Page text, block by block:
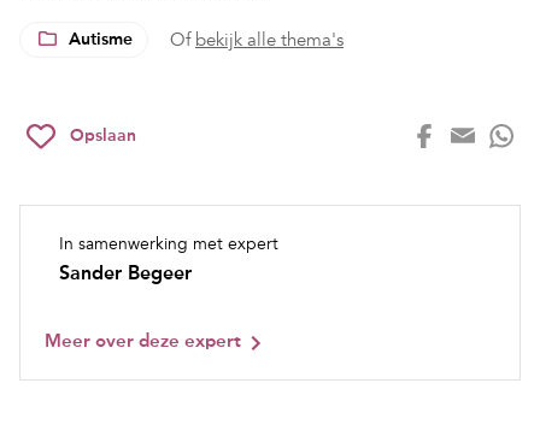
Autisme Of bekijk alle thema's
Opslaan
In samenwerking met expert
Sander Begeer
Meer over deze expert